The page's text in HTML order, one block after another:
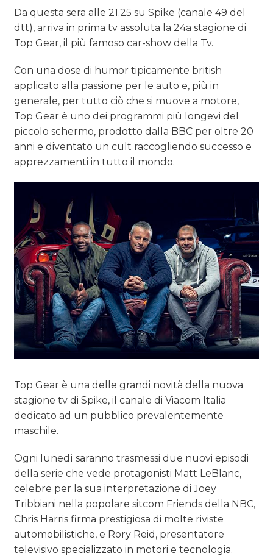
DATI
RICERCHE
PREVISIONI/SCENARI
NORMATIVE
TREND
CASE HISTORY
OPINIONI
Da questa sera alle 21.25 su Spike (canale 49 del
dtt), arriva in prima tv assoluta la 24a stagione di
Top Gear, il più famoso car-show della Tv.
Con una dose di humor tipicamente british
applicato alla passione per le auto e, più in
generale, per tutto ciò che si muove a motore,
Top Gear è uno dei programmi più longevi del
piccolo schermo, prodotto dalla BBC per oltre 20
anni e diventato un cult raccogliendo successo e
apprezzamenti in tutto il mondo.
Top Gear è una delle grandi novità della nuova
stagione tv di Spike, il canale di Viacom Italia
dedicato ad un pubblico prevalentemente
maschile.
Ogni lunedì saranno trasmessi due nuovi episodi
della serie che vede protagonisti Matt LeBlanc,
celebre per la sua interpretazione di Joey
Tribbiani nella popolare sitcom Friends della NBC,
Chris Harris firma prestigiosa di molte riviste
automobilistiche, e Rory Reid, presentatore
televisivo specializzato in motori e tecnologia.